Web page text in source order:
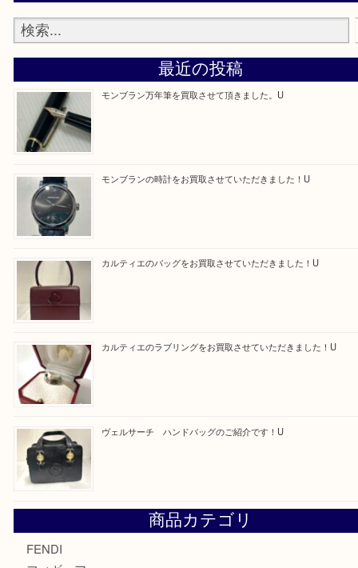
た。と思ってもらえるよう一点一点を丁寧に査定さ
だきます。
—お知らせ—
最後に当店では現在正社員を募集しておりますので
求人要項はここをクリック
Facebook
Twitter
買取ブログ検索
最近の投稿